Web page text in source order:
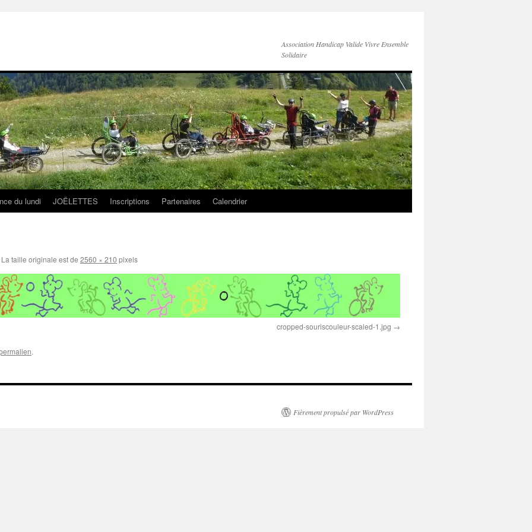
Association Handicap Valide Vivre Ensemble
Solidaire
du lundi JOËLETTES Inscriptions Partenaires Calendrier
La taille originale est de 2560 × 210 pixels
cropped-souriscouleur-scaled-1.jpg
.
Fièrement propulsé par WordPress